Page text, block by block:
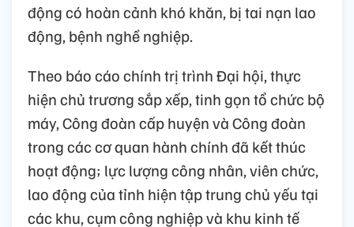
động có hoàn cảnh khó khăn, bị tai nạn lao
động, bệnh nghề nghiệp.
Theo báo cáo chính trị trình Đại hội, thực
hiện chủ trương sắp xếp, tinh gọn tổ chức bộ
máy, Công đoàn cấp huyện và Công đoàn
trong các cơ quan hành chính đã kết thúc
hoạt động; lực lượng công nhân, viên chức,
lao động của tỉnh hiện tập trung chủ yếu tại
các khu, cụm công nghiệp và khu kinh tế